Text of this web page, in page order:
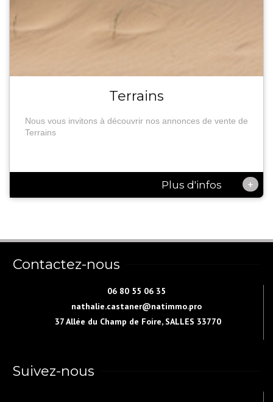
Terrains
Nous vous invitons à découvrir nos annonces de vente de
Terrains
Plus d'infos +
Contactez-nous
06 80 55 06 35
nathalie.castaner@natimmo.pro
37 Allée du Champ de Foire, SALLES 33770
Suivez-nous